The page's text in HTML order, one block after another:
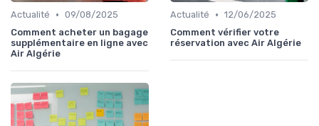
Actualité • 09/08/2025
Comment acheter un bagage
supplémentaire en ligne avec
Air Algérie
Actualité • 12/06/2025
Comment vérifier votre
réservation avec Air Algérie